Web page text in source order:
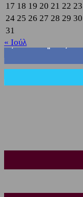
17 18 19 20 21 22 23
24 25 26 27 28 29 30
31
« Ιούλ
3,822